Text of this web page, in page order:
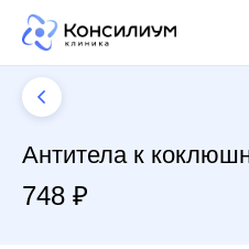
Антитела к
748 ₽